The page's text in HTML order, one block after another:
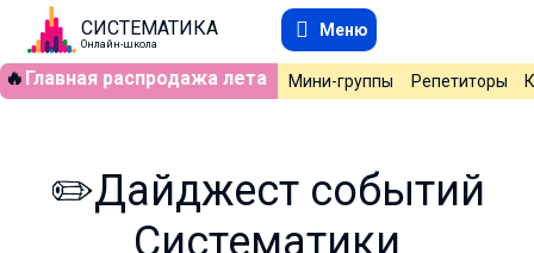
СИСТЕМАТИКА
Онлайн-школа
Меню
🔥 Главная распродажа лета Мини-группы Репетиторы
✏️Дайджест событий
Систематики